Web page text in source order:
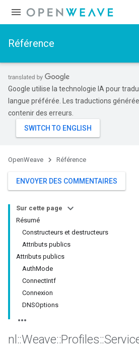
Référence
Google utilise la technologie IA pour
langue préférée. Les traductions
contenir des erreurs.
OpenWeave Référence
ENVOYER DES COMMENTAIRES
Sur cette page
Résumé
Constructeurs et destructeurs
Attributs publics
Attributs publics
AuthMode
ConnectIntf
Connexion
DNSOptions
nl ::Weave::Profiles::